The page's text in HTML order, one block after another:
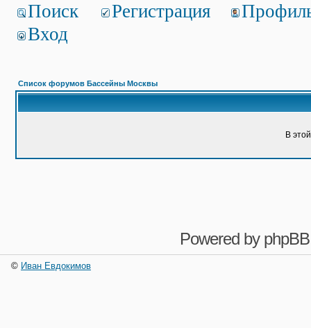
Поиск Регистрация
Вход
Список форумов Бассейны Москвы
В
Powered by phpBB
© Иван Евдокимов